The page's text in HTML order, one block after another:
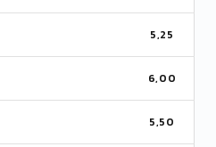
5,25
6,00
5,50